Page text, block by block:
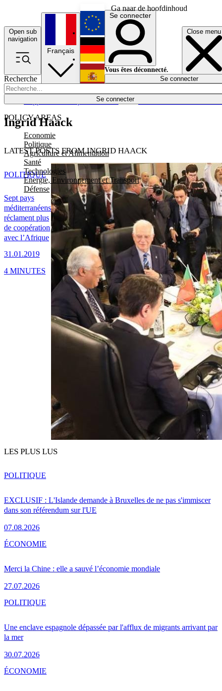
Ga naar de hoofdinhoud
Open sub
navigation
Close menu
Recherche
Se connecter
POLICY AREAS
Economie
Politique
Agriculture et Alimentation
Santé
Technologies
Energie, Environnement et Transport
Défense
Économie
Français
English
Deutsch
Español
Se connecter
Vous êtes déconnecté.
Se connecter
Ingrid Haack
LATEST POSTS FROM INGRID HAACK
Sept pays
méditerranéens
réclament plus
de coopération
avec l’Afrique
31.01.2019
POLITIQUE
4 MINUTES
LES PLUS LUS
EXCLUSIF : L'Islande demande à Bruxelles de ne pas s'immiscer
dans son référendum sur l'UE
07.08.2026
POLITIQUE
Merci la Chine : elle a sauvé l’économie mondiale
27.07.2026
ÉCONOMIE
Une enclave espagnole dépassée par l'afflux de migrants arrivant par
la mer
30.07.2026
POLITIQUE
ÉCONOMIE